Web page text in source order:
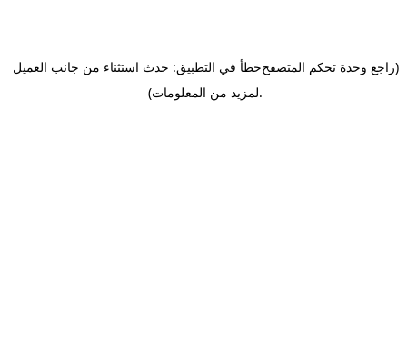
خطأ في التطبيق: حدث استثناء من جانب العميل(راجع وحدة تحكم المتصفح
لمزيد من المعلومات).